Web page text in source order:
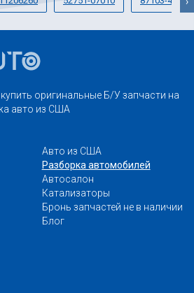
оригинальные Б/У запчасти на
авто из США
Авто из США
Разборка автомобилей
Автосалон
Катализаторы
Бронь запчастей не в наличии
Блог